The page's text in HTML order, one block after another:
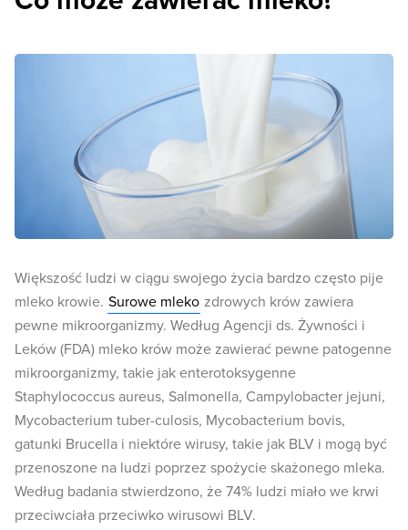
Większość ludzi w ciągu swojego życia bardzo często pije
mleko krowie. Surowe mleko zdrowych krów zawiera
pewne mikroorganizmy. Według Agencji ds. Żywności i
Leków (FDA) mleko krów może zawierać pewne patogenne
mikroorganizmy, takie jak enterotoksygenne
Staphylococcus aureus, Salmonella, Campylobacter jejuni,
Mycobacterium tuber-culosis, Mycobacterium bovis,
gatunki Brucella i niektóre wirusy, takie jak BLV i mogą być
przenoszone na ludzi poprzez spożycie skażonego mleka.
Według badania stwierdzono, że 74% ludzi miało we krwi
przeciwciała przeciwko wirusowi BLV.